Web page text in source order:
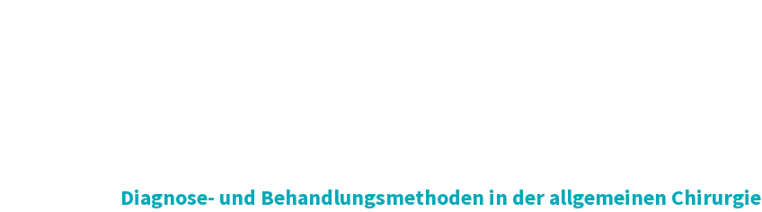
Diagnose- und Behandlungsmethoden in der allgemeinen Chirurgie